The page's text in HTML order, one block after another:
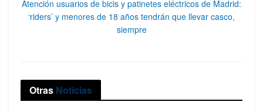
Atención usuarios de bicis y patinetes eléctricos de Madrid:
‘riders’ y menores de 18 años tendrán que llevar casco,
siempre
Otras Noticias